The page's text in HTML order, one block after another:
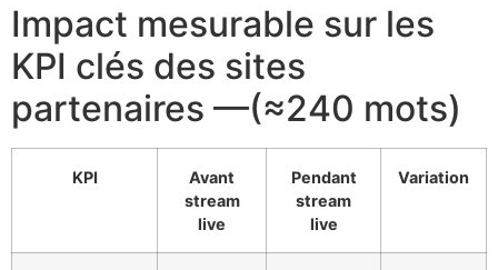
Impact mesurable sur les
KPI clés des sites
partenaires —​(≈​240​​ mots)​
KPI
Avant
stream
live
Pendant
stream
live
Variation